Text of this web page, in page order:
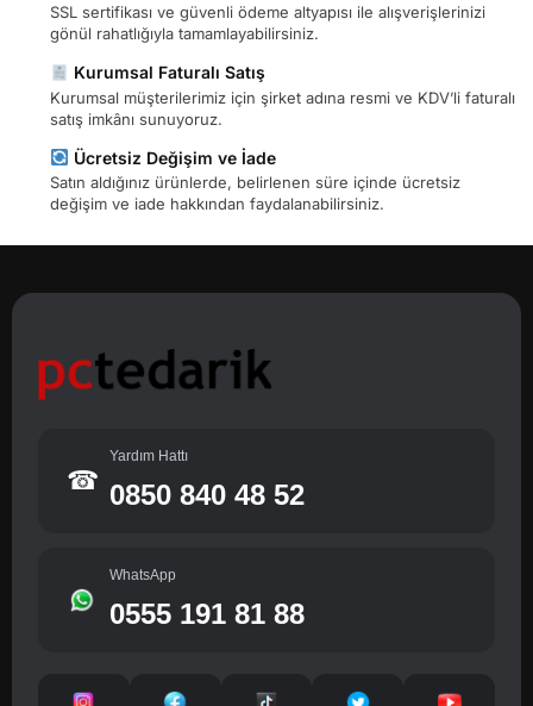
SSL sertifikası ve güvenli ödeme altyapısı ile alışverişlerinizi
gönül rahatlığıyla tamamlayabilirsiniz.
Kurumsal Faturalı Satış
Kurumsal müşterilerimiz için şirket adına resmi ve KDV’li faturalı
satış imkânı sunuyoruz.
Ücretsiz Değişim ve İade
Satın aldığınız ürünlerde, belirlenen süre içinde ücretsiz
değişim ve iade hakkından faydalanabilirsiniz.
☎
Yardım Hattı
0850 840 48 52
WhatsApp
0555 191 81 88